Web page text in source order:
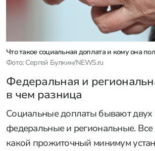
Что такое социальная доплата и кому она
Фото: Сергей Булкин/NEWS.ru
Федеральная и
в чем разница
Социальные доплаты бывают
федеральные и региональные. Все
какой прожиточный минимум